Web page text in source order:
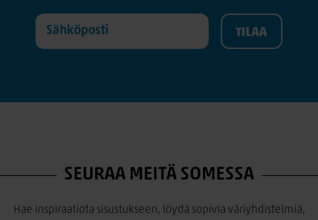
SEURAA MEITÄ SOMESSA
Hae inspiraatiota sisustukseen, löydä sopivia väriyhdistelmiä,